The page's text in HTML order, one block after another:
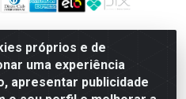
próprios e de
uma experiência
apresentar publicidade
- Rua Itatiba Do Sul, 161 -
- CEP 85804-700- CNPJ